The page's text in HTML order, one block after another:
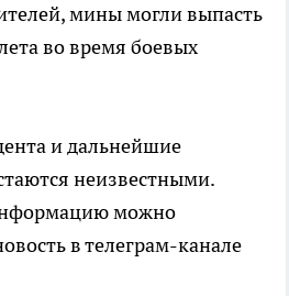
мины могли выпасть
во время боевых
и дальнейшие
неизвестными.
можно
в телеграм-канале